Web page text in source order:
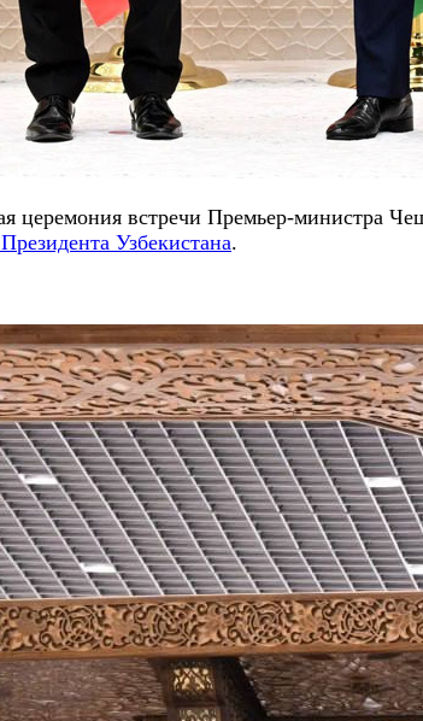
церемония встречи Премьер-министра
Узбекистана.